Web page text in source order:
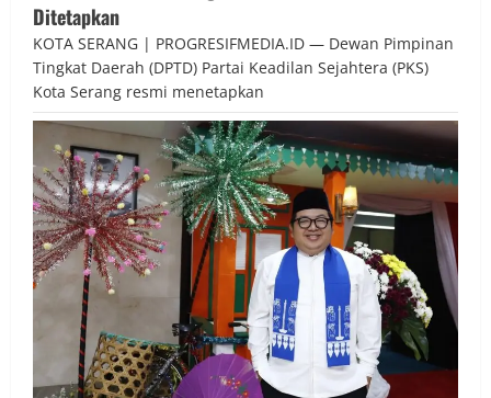
Ditetapkan
KOTA SERANG | PROGRESIFMEDIA.ID — Dewan Pimpinan
Tingkat Daerah (DPTD) Partai Keadilan Sejahtera (PKS)
Kota Serang resmi menetapkan